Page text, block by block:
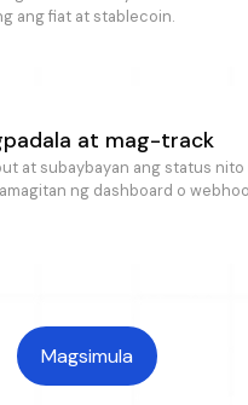
ang fiat at stablecoin.
at mag-track
at subaybayan ang status
ng dashboard o
Magsimula